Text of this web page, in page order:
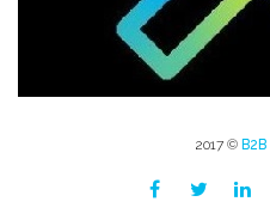
2017 ©